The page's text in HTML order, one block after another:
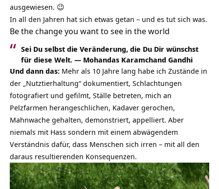
ausgewiesen. 😉
In all den Jahren hat sich etwas getan – und es tut sich was.
Be the change you want to see in the world
Sei Du selbst die Veränderung, die Du Dir wünschst
für diese Welt. ― Mohandas Karamchand Gandhi
Und dann das: Mehr als 10 Jahre lang habe ich Zustände in
der „Nutztierhaltung“ dokumentiert, Schlachtungen
fotografiert und gefilmt, Ställe betreten, mich an
Pelzfarmen herangeschlichen, Kadaver gerochen,
Mahnwache gehalten, demonstriert, appelliert. Aber
niemals mit Hass sondern mit einem abwägendem
Verständnis dafür, dass Menschen sich irren – mit all den
daraus resultierenden Konsequenzen.